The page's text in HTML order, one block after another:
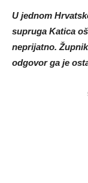
U jednom
supruga Katica
neprijatno.
odgovor ga je